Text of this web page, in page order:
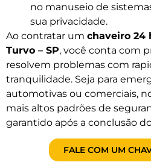
no manuseio de
sua privacidade.
Ao contratar um chaveiro 24
Turvo – SP, você conta com
resolvem problemas com
tranquilidade. Seja para
automotivas ou comerciais,
mais altos padrões de
garantido após a conclusão
FALE COM UM